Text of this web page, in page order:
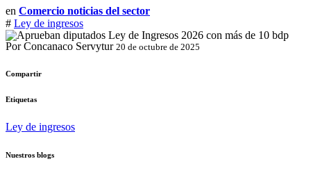
en Comercio noticias del sector
# Ley de ingresos
Por Concanaco Servytur 20 de octubre de 2025
Compartir
Etiquetas
Ley de ingresos
Nuestros blogs